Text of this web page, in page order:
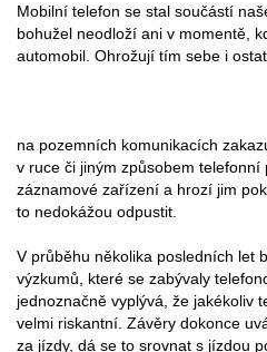
Mobilní telefon se stal součástí
bohužel neodloží ani v momentě,
automobil. Ohrožují tím sebe i
na pozemních komunikacích
v ruce či jiným způsobem
záznamové zařízení a hrozí jim
to nedokážou odpustit.
V průběhu několika posledních let
výzkumů, které se zabývaly
jednoznačně vyplývá, že jakékoliv
velmi riskantní. Závěry dokonce
za jízdy, dá se to srovnat s jízdou